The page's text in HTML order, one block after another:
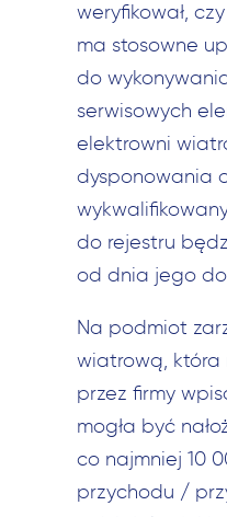
weryfikował,
ma stosowne
do
serwisowych
elektrowni
dysponowania
do rejestru
od dnia jego
Na podmiot
wiatrową, która
przez firmy
mogła być
co najmniej 10
przychodu /